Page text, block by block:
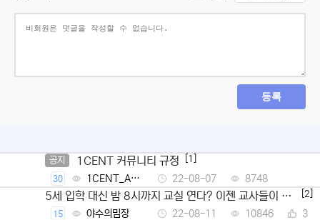
등록
공지 1CENT 커뮤니티 규정 [1]
30
1CENT_Ad
min
22-08-07 8748
5세 입학 대신 밤 8시까지 교실 연다? 이젠 교사들이 뿔
났다
[2]
15 야수의밈장 22-08-11 10846 3